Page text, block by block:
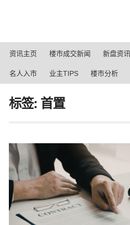
资讯主页 楼市成交新闻 新盘资讯
名人入市 业主TIPS 楼市分析
标签: 首置